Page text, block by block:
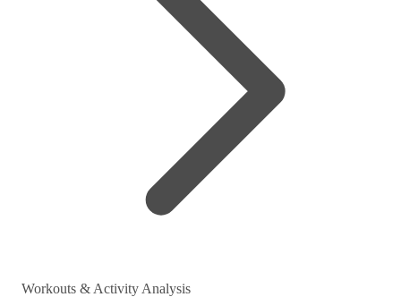
Workouts & Activity Analysis